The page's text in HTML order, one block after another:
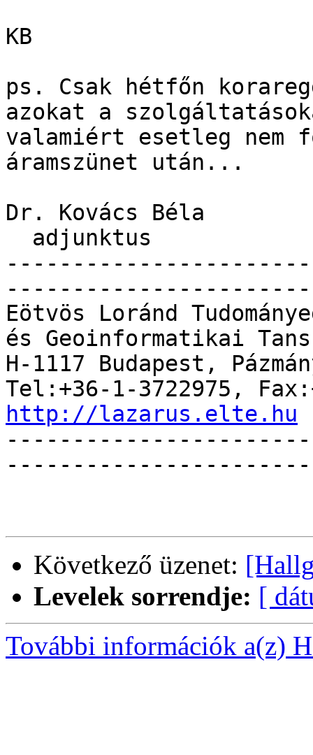
KB
ps. Csak hétfőn
azokat a
valamiért esetleg nem
áramszünet után...
Dr. Kovács Béla
Eötvös Loránd
és Geoinformatikai
H-1117 Budapest,
http://lazarus.elte.hu
Következő üzenet:
Levelek sorrendje: [
További információk a(z)